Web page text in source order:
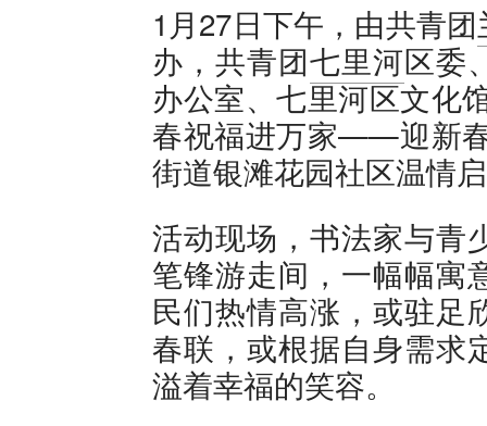
1月27日下午，由共青团
办，共青团七里河区委
办公室、七里河区文化
春祝福进万家——迎新
街道银滩花园社区温情
活动现场，书法家与青
笔锋游走间，一幅幅寓
民们热情高涨，或驻足
春联，或根据自身需求
溢着幸福的笑容。